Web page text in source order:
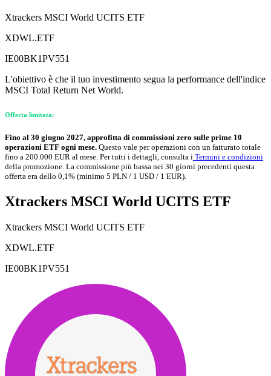
Xtrackers MSCI World UCITS ETF
XDWL.ETF
IE00BK1PV551
L'obiettivo è che il tuo investimento segua la performance dell'indice
MSCI Total Return Net World.
Offerta limitata:
Fino al 30 giugno 2027, approfitta di commissioni zero sulle prime 10
operazioni ETF ogni mese. Questo vale per operazioni con un fatturato totale
fino a 200.000 EUR al mese. Per tutti i dettagli, consulta i Termini e condizioni
della promozione. La commissione più bassa nei 30 giorni precedenti questa
offerta era dello 0,1% (minimo 5 PLN / 1 USD / 1 EUR).
Xtrackers MSCI World UCITS ETF
Xtrackers MSCI World UCITS ETF
XDWL.ETF
IE00BK1PV551